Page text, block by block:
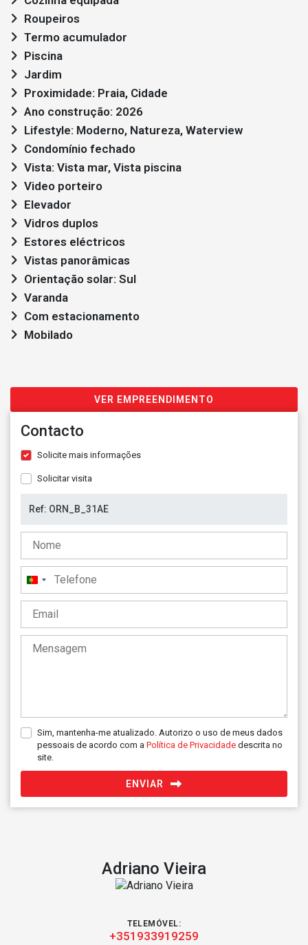
Roupeiros
Termo acumulador
Piscina
Jardim
Proximidade: Praia, Cidade
Ano construção: 2026
Lifestyle: Moderno, Natureza, Waterview
Condomínio fechado
Vista: Vista mar, Vista piscina
Video porteiro
Elevador
Vidros duplos
Estores eléctricos
Vistas panorâmicas
Orientação solar: Sul
Varanda
Com estacionamento
Mobilado
VER EMPREENDIMENTO
Contacto
Solicite mais informações
Solicitar visita
Portugal
+351
Sim, mantenha-me atualizado. Autorizo o uso de meus dados
pessoais de acordo com a Política de Privacidade descrita no
site.
ENVIAR
Adriano Vieira
TELEMÓVEL:
+351933919259